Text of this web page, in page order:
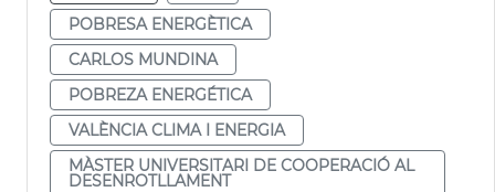
POBRESA ENERGÈTICA
CARLOS MUNDINA
POBREZA ENERGÉTICA
VALÈNCIA CLIMA I ENERGIA
MÀSTER UNIVERSITARI DE COOPERACIÓ AL
DESENROTLLAMENT